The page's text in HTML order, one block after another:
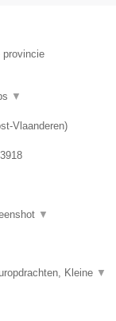
provincie
▼
Vlaanderen)
▼
Kleine ▼